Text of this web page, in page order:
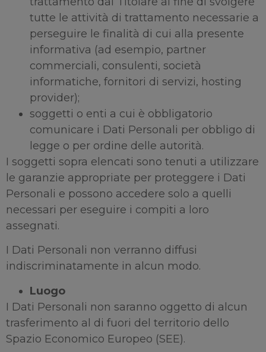
tutte le attività di trattamento necessarie a
perseguire le finalità di cui alla presente
informativa (ad esempio, partner
commerciali, consulenti, società
informatiche, fornitori di servizi, hosting
provider);
soggetti o enti a cui è obbligatorio
comunicare i Dati Personali per obbligo di
legge o per ordine delle autorità.
I soggetti sopra elencati sono tenuti a utilizzare
le garanzie appropriate per proteggere i Dati
Personali e possono accedere solo a quelli
necessari per eseguire i compiti a loro
assegnati.
I Dati Personali non verranno diffusi
indiscriminatamente in alcun modo.
Luogo
I Dati Personali non saranno oggetto di alcun
trasferimento al di fuori del territorio dello
Spazio Economico Europeo (SEE).